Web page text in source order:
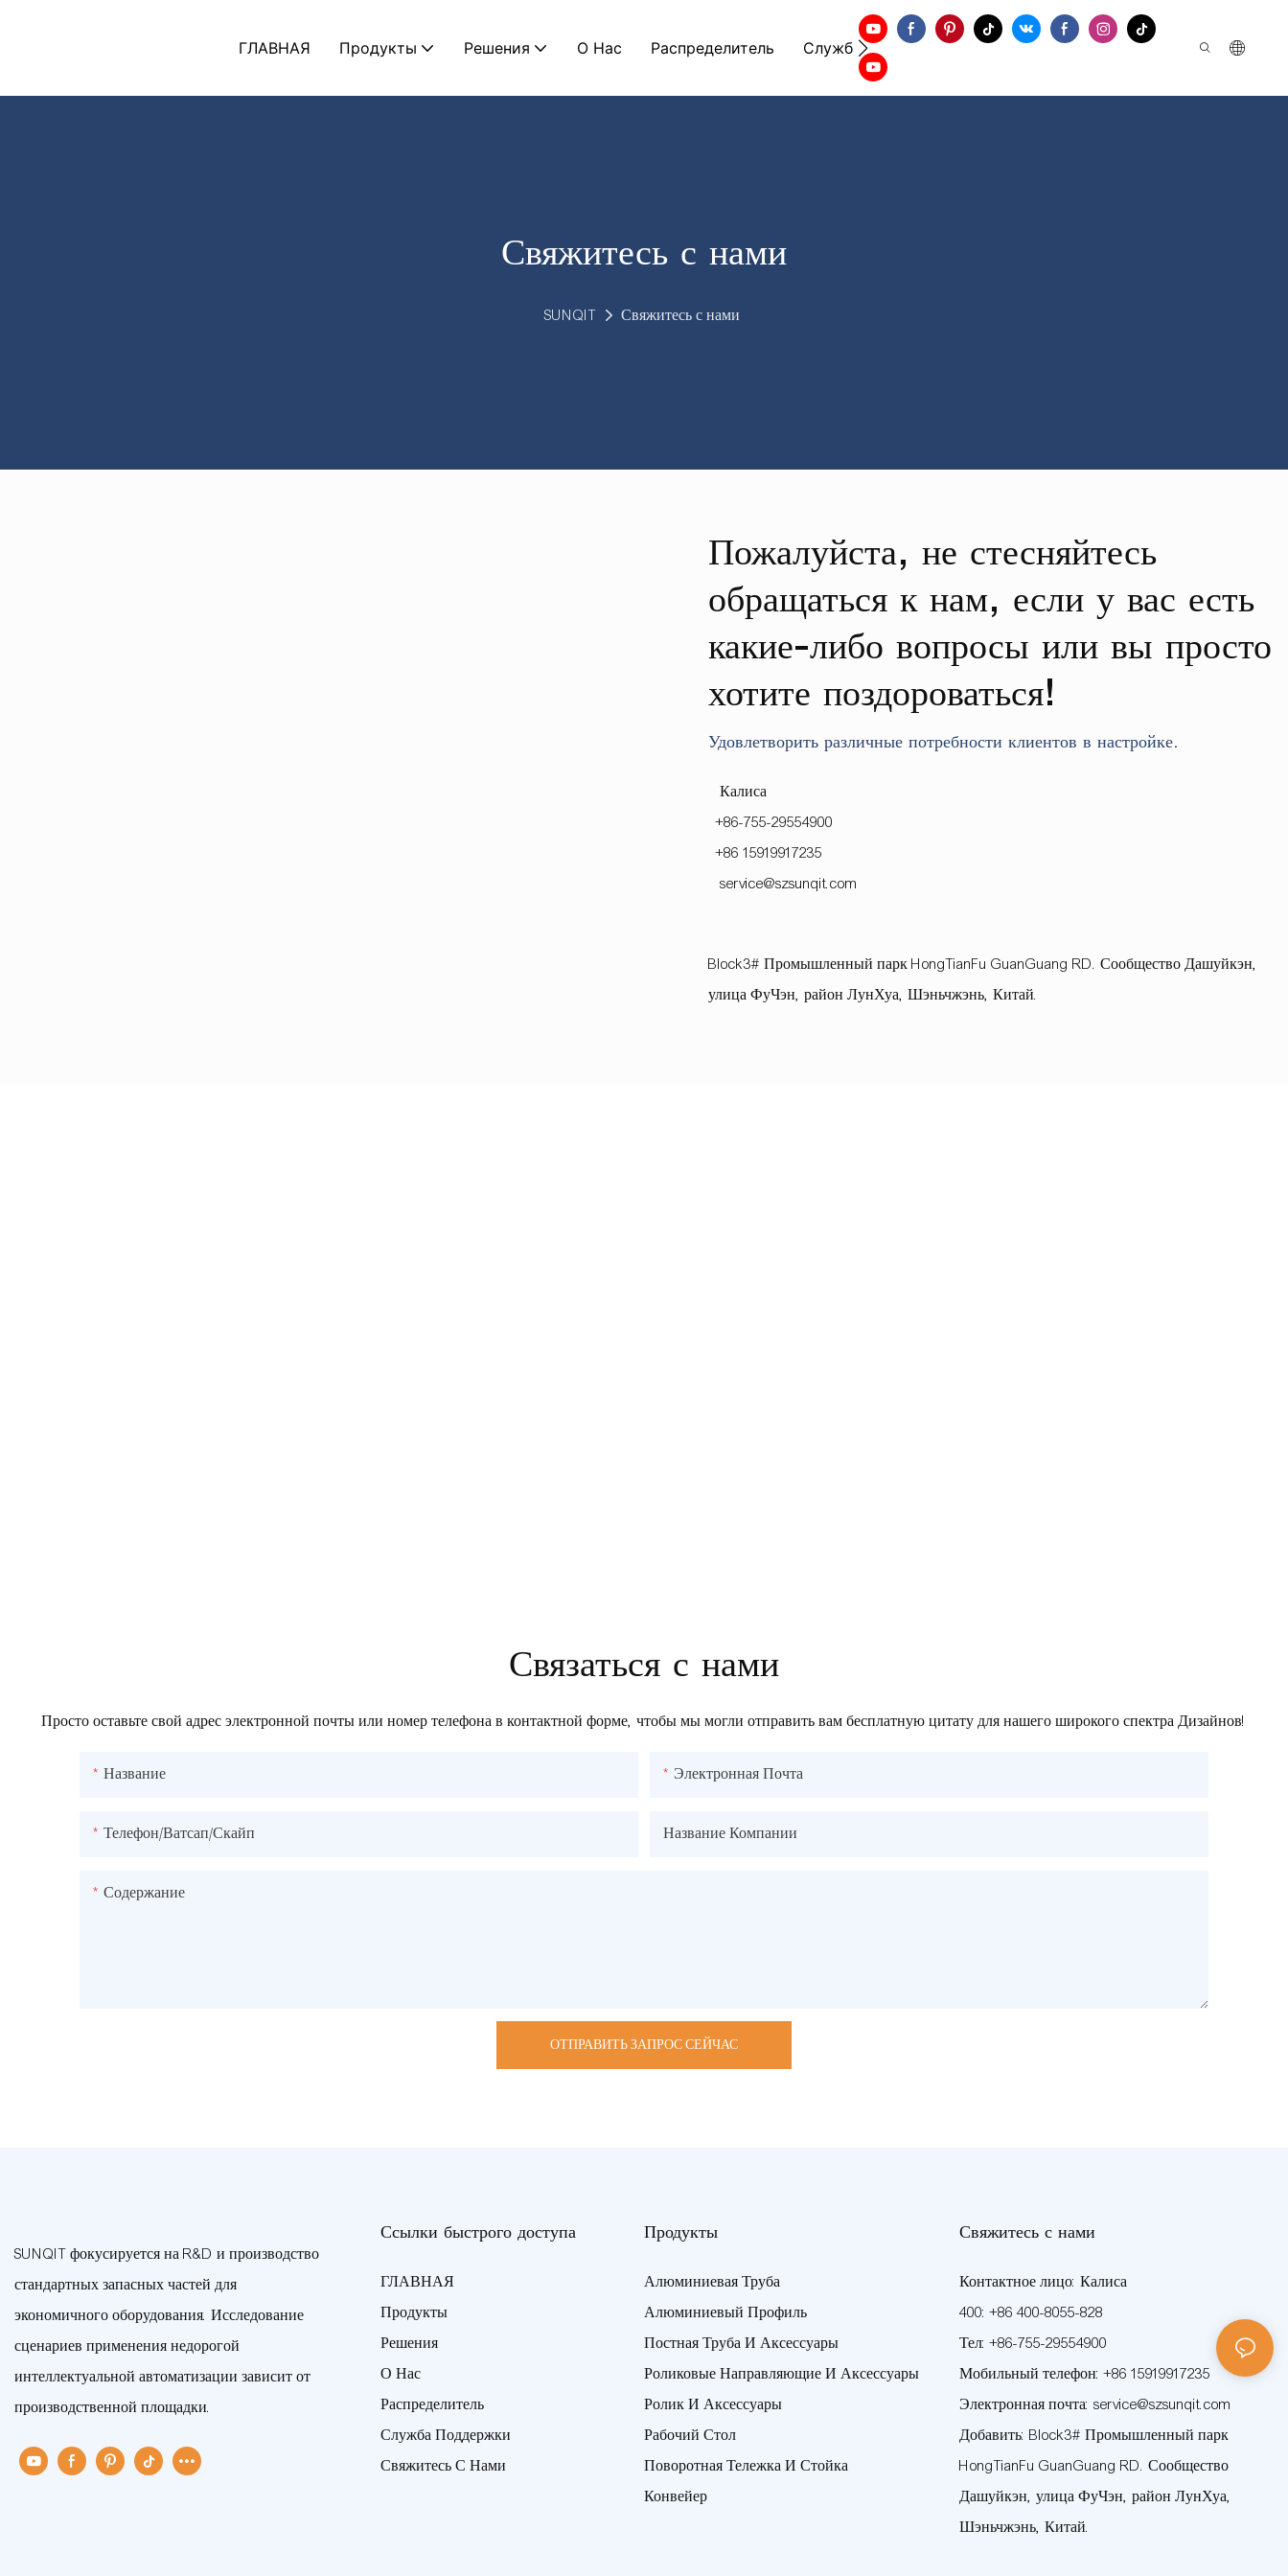
ГЛАВНАЯ Продукты Решения О Нас Распределитель Служба Поддержки Свяжитесь С Нами
Свяжитесь с нами
SUNQIT Свяжитесь с нами
Пожалуйста, не стесняйтесь
обращаться к нам, если у вас есть
какие-либо вопросы или вы просто
хотите поздороваться!
Удовлетворить различные потребности клиентов в настройке.
Калиса
+86-755-29554900
+86 15919917235
service@szsunqit.com
Block3# Промышленный парк HongTianFu GuanGuang RD. Сообщество Дашуйкэн,
улица ФуЧэн, район ЛунХуа, Шэньчжэнь, Китай.
Связаться с нами
Просто оставьте свой адрес электронной почты или номер телефона в контактной форме, чтобы мы могли отправить вам бесплатную цитату для нашего широкого спектра Дизайнов!
Название Электронная Почта
Телефон/ватсап/скайп Название Компании
Содержание
ОТПРАВИТЬ ЗАПРОС СЕЙЧАС
SUNQIT фокусируется на R&D и производство
стандартных запасных частей для
экономичного оборудования. Исследование
сценариев применения недорогой
интеллектуальной автоматизации зависит от
производственной площадки.
Ссылки быстрого доступа
ГЛАВНАЯ
Продукты
Решения
О Нас
Распределитель
Служба Поддержки
Свяжитесь С Нами
Продукты
Алюминиевая Труба
Алюминиевый Профиль
Постная Труба И Аксессуары
Роликовые Направляющие И Аксессуары
Ролик И Аксессуары
Рабочий Стол
Поворотная Тележка И Стойка
Конвейер
Свяжитесь с нами
Контактное лицо: Калиса
400: +86 400-8055-828
Тел: +86-755-29554900
Мобильный телефон: +86 15919917235
Электронная почта: service@szsunqit.com
Добавить: Block3# Промышленный парк
HongTianFu GuanGuang RD. Сообщество
Дашуйкэн, улица ФуЧэн, район ЛунХуа,
Шэньчжэнь, Китай.